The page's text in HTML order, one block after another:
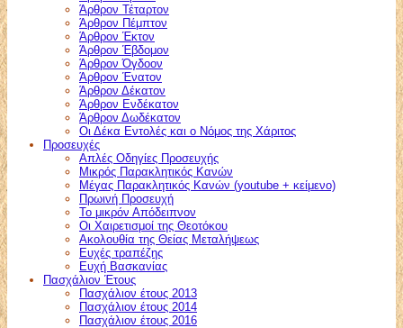
Άρθρον Τέταρτον
Άρθρον Πέμπτον
Άρθρον Έκτον
Άρθρον Έβδομον
Άρθρον Όγδοον
Άρθρον Ένατον
Άρθρον Δέκατον
Άρθρον Ενδέκατον
Άρθρον Δωδέκατον
Οι Δέκα Εντολές και ο Νόμος της Χάριτος
Προσευχές
Απλές Οδηγίες Προσευχής
Μικρός Παρακλητικός Κανών
Μέγας Παρακλητικός Κανών (youtube + κείμενο)
Πρωινή Προσευχή
Το μικρόν Απόδειπνον
Οι Χαιρετισμοί της Θεοτόκου
Ακολουθία της Θείας Μεταλήψεως
Ευχές τραπέζης
Ευχή Βασκανίας
Πασχάλιον Έτους
Πασχάλιον έτους 2013
Πασχάλιον έτους 2014
Πασχάλιον έτους 2016